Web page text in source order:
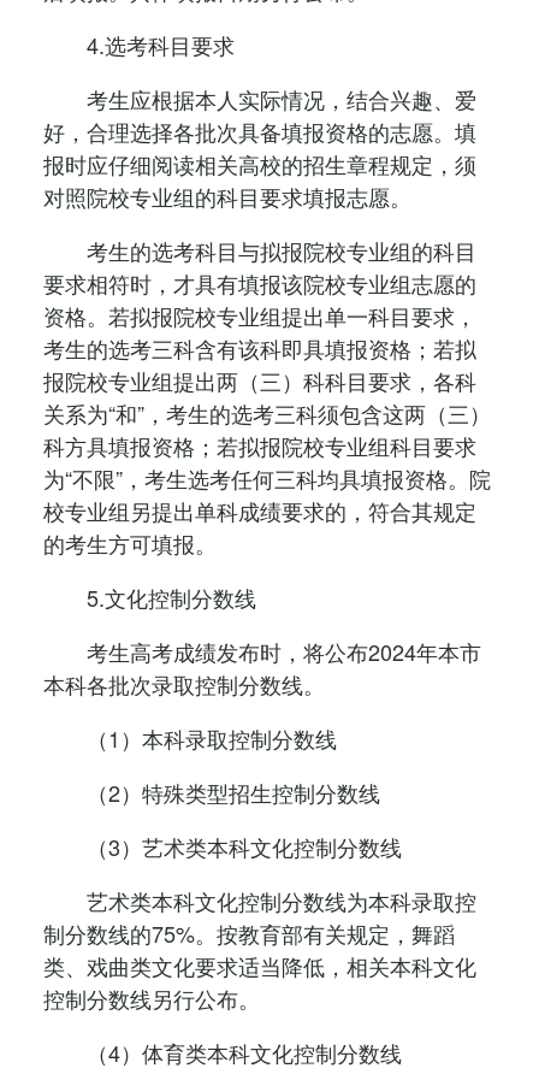
4.选考科目要求
考生应根据本人实际情况，结合兴趣、爱
好，合理选择各批次具备填报资格的志愿。填
报时应仔细阅读相关高校的招生章程规定，须
对照院校专业组的科目要求填报志愿。
考生的选考科目与拟报院校专业组的科目
要求相符时，才具有填报该院校专业组志愿的
资格。若拟报院校专业组提出单一科目要求，
考生的选考三科含有该科即具填报资格；若拟
报院校专业组提出两（三）科科目要求，各科
关系为“和”，考生的选考三科须包含这两（三）
科方具填报资格；若拟报院校专业组科目要求
为“不限”，考生选考任何三科均具填报资格。院
校专业组另提出单科成绩要求的，符合其规定
的考生方可填报。
5.文化控制分数线
考生高考成绩发布时，将公布2024年本市
本科各批次录取控制分数线。
（1）本科录取控制分数线
（2）特殊类型招生控制分数线
（3）艺术类本科文化控制分数线
艺术类本科文化控制分数线为本科录取控
制分数线的75%。按教育部有关规定，舞蹈
类、戏曲类文化要求适当降低，相关本科文化
控制分数线另行公布。
（4）体育类本科文化控制分数线